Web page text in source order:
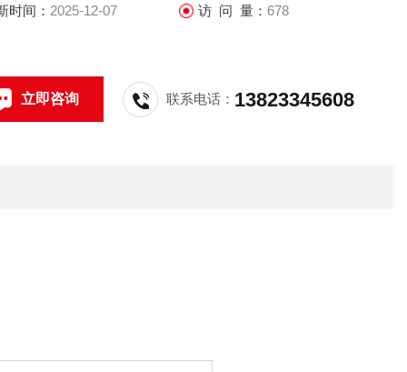
时间： 2025-12-07 访 问 量： 678
立即咨询 联系电话： 13823345608